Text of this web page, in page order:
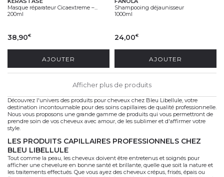
Masque réparateur Cicaextreme –...
200ml
38,90€
AJOUTER
Shampooing déjaunisseur
1000ml
24,00€
AJOUTER
Afficher plus de produits
Découvrez l'univers des produits pour cheveux chez Bleu Libellule, votre
destination incontournable pour des soins capillaires de qualité professionnelle.
Nous vous proposons une grande gamme de produits qui vous permettront de
prendre soin de vos cheveux avec amour, de les sublimer et d'affirmer votre
style.
LES PRODUITS CAPILLAIRES PROFESSIONNELS CHEZ
BLEU LIBELLULE
Tout comme la peau, les cheveux doivent être entretenus et soignés pour
afficher une chevelure en bonne santé et brillante, quelle que soit la nature et
les traitements effectués. Que vous ayez des cheveux crépus, frisés, épais ou